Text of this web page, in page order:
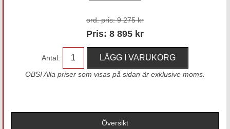
ord. pris: 9 275 kr
Pris: 8 895 kr
Antal:
OBS! Alla priser som visas på sidan är exklusive moms.
Översikt